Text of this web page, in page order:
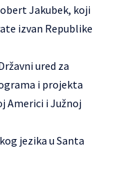
Jakubek, koji
izvan Republike
ured za
i projekta
Americi i Južnoj
jezika u Santa